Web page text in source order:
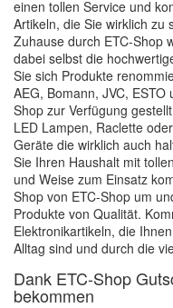
einen tollen Service und
Artikeln, die Sie wirklich zu
Zuhause durch ETC-Shop
dabei selbst die
Sie sich Produkte
AEG, Bomann, JVC,
Shop zur Verfügung
LED Lampen, Raclette
Geräte die wirklich auch
Sie Ihren Haushalt mit
und Weise zum Einsatz
Shop von ETC-Shop um
Produkte von Qualität.
Elektronikartikeln, die
Alltag sind und durch die
Dank ETC-Shop
bekommen